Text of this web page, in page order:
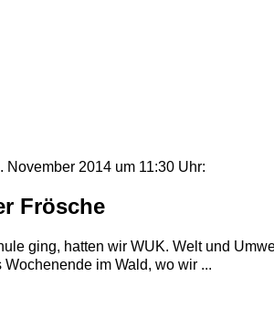
November 2014 um 11:30 Uhr:
Frösche
ging, hatten wir WUK. Welt und
im Wald, wo wir ...